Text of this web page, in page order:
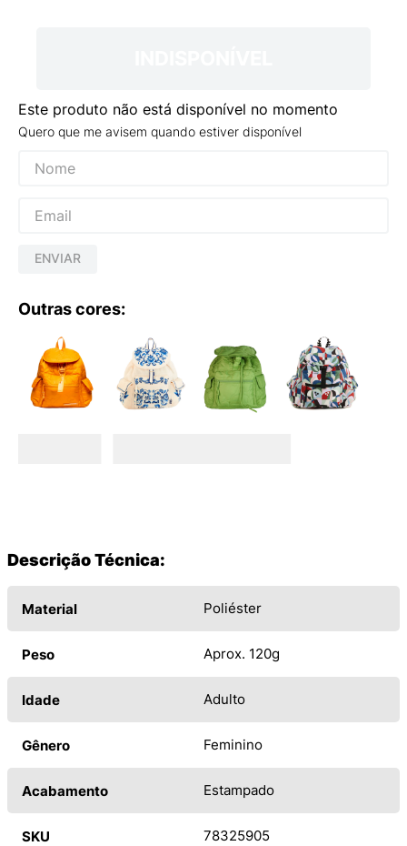
Este produto não está disponível no momento
Quero que me avisem quando estiver disponível
ENVIAR
Outras cores:
Descrição Técnica:
Material Poliéster
Peso Aprox. 120g
Idade Adulto
Gênero Feminino
Acabamento Estampado
SKU 78325905